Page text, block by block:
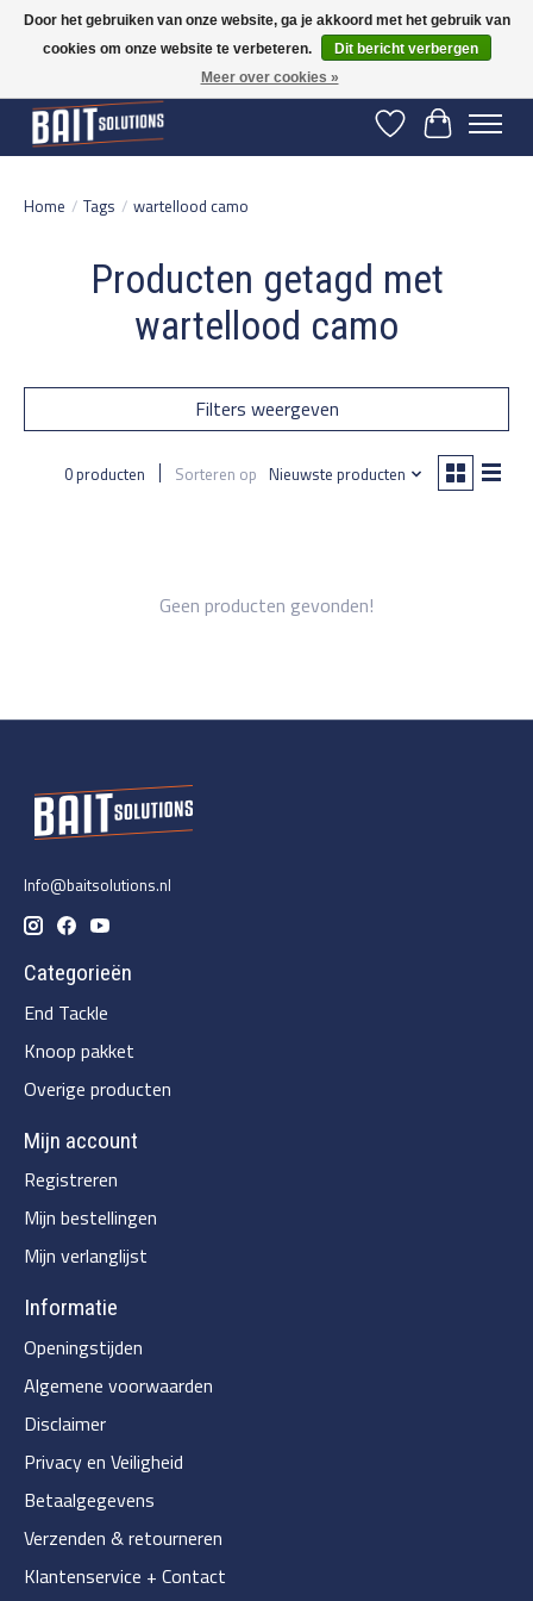
Gratis verzending vanaf 50 euro binnen NL | Op voorraad binnen 2-5 werkdagen
verzonden | België vanaf 70 euro gratis verzonden
Verlanglijst
Home / Tags / wartellood camo
Producten getagd met
wartellood camo
Filters weergeven
0 producten Sorteren op Nieuwste producten
Geen producten gevonden!
Info@baitsolutions.nl
Categorieën
End Tackle
Knoop pakket
Overige producten
Mijn account
Registreren
Mijn bestellingen
Mijn verlanglijst
Informatie
Openingstijden
Algemene voorwaarden
Disclaimer
Privacy en Veiligheid
Betaalgegevens
Verzenden & retourneren
Klantenservice + Contact
Door het gebruiken van onze website, ga je akkoord met het gebruik van
cookies om onze website te verbeteren.
Dit bericht verbergen
Meer over cookies »